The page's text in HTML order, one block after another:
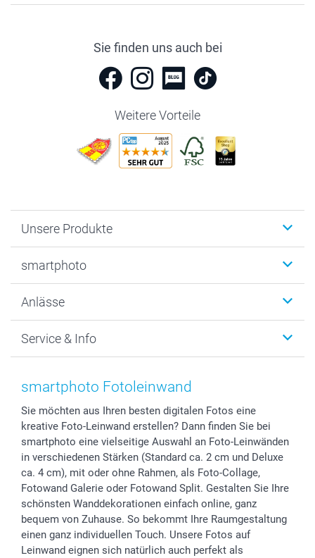
Sie finden uns auch bei
Weitere Vorteile
Unsere Produkte
Fotogeschenke
MyNameBook
Fotoabzüge, Fotos als Buch & Poster
Zubehör & Material
Foto-Kalender & Agenden
Sticker & Etiketten
Geschenk-Gutscheine (PDF)
smartphoto
Warum smartphoto
Datenschutz
Impressum
Presse
Partnerprogramme
Investor Relations
B2B smartbusiness
Widerrufsrecht
Anlässe
Neujahr
Muttertag
Kommunion & Konfirmation
Hochzeit
Geburtstag
Geburt
Zu allen Anlässen
Service & Info
Preise und Versandkosten
Lieferfristen
48h Lieferung
Zahlungsmöglichkeiten
Anmelden /Registrieren
Sitemap
Status der Bestellung
smartfriends
smartgarantie
smartbonus
smartphoto Fotoleinwand
Sie möchten aus Ihren besten digitalen Fotos eine
kreative Foto-Leinwand erstellen? Dann finden Sie bei
smartphoto eine vielseitige Auswahl an Foto-Leinwänden
in verschiedenen Stärken (Standard ca. 2 cm und Deluxe
ca. 4 cm), mit oder ohne Rahmen, als Foto-Collage,
Fotowand Galerie oder Fotowand Split. Gestalten Sie Ihre
schönsten Wanddekorationen einfach online, ganz
bequem von Zuhause. So bekommt Ihre Raumgestaltung
einen ganz individuellen Touch. Unsere Fotos auf
Leinwand eignen sich natürlich auch perfekt als